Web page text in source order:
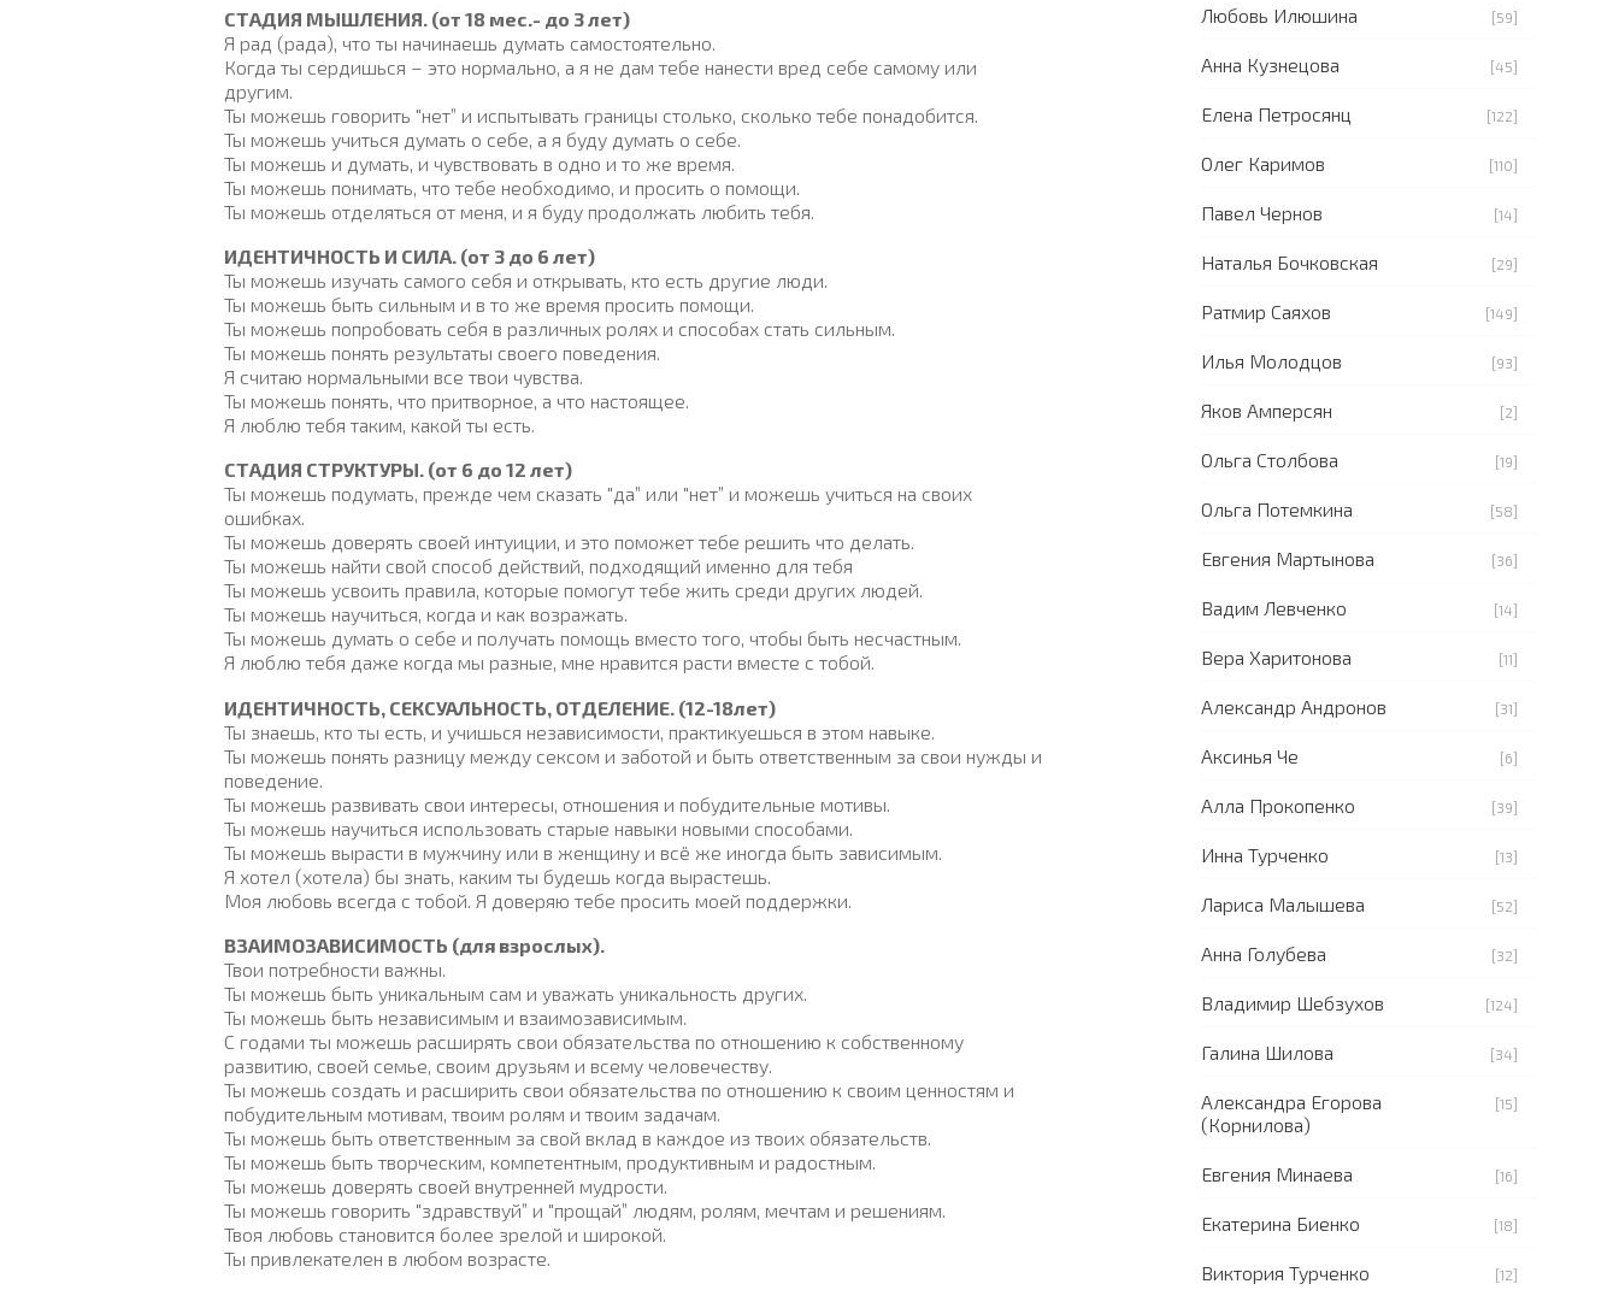
СТАДИЯ МЫШЛЕНИЯ. (от 18 мес.- до 3 лет)
Я рад (рада), что ты начинаешь думать самостоятельно.
Когда ты сердишься – это нормально, а я не дам тебе нанести вред себе самому или
другим.
Ты можешь говорить "нет” и испытывать границы столько, сколько тебе понадобится.
Ты можешь учиться думать о себе, а я буду думать о себе.
Ты можешь и думать, и чувствовать в одно и то же время.
Ты можешь понимать, что тебе необходимо, и просить о помощи.
Ты можешь отделяться от меня, и я буду продолжать любить тебя.
ИДЕНТИЧНОСТЬ И СИЛА. (от 3 до 6 лет)
Ты можешь изучать самого себя и открывать, кто есть другие люди.
Ты можешь быть сильным и в то же время просить помощи.
Ты можешь попробовать себя в различных ролях и способах стать сильным.
Ты можешь понять результаты своего поведения.
Я считаю нормальными все твои чувства.
Ты можешь понять, что притворное, а что настоящее.
Я люблю тебя таким, какой ты есть.
СТАДИЯ СТРУКТУРЫ. (от 6 до 12 лет)
Ты можешь подумать, прежде чем сказать "да” или "нет” и можешь учиться на своих
ошибках.
Ты можешь доверять своей интуиции, и это поможет тебе решить что делать.
Ты можешь найти свой способ действий, подходящий именно для тебя
Ты можешь усвоить правила, которые помогут тебе жить среди других людей.
Ты можешь научиться, когда и как возражать.
Ты можешь думать о себе и получать помощь вместо того, чтобы быть несчастным.
Я люблю тебя даже когда мы разные, мне нравится расти вместе с тобой.
ИДЕНТИЧНОСТЬ, СЕКСУАЛЬНОСТЬ, ОТДЕЛЕНИЕ. (12-18лет)
Ты знаешь, кто ты есть, и учишься независимости, практикуешься в этом навыке.
Ты можешь понять разницу между сексом и заботой и быть ответственным за свои нужды и
поведение.
Ты можешь развивать свои интересы, отношения и побудительные мотивы.
Ты можешь научиться использовать старые навыки новыми способами.
Ты можешь вырасти в мужчину или в женщину и всё же иногда быть зависимым.
Я хотел (хотела) бы знать, каким ты будешь когда вырастешь.
Моя любовь всегда с тобой. Я доверяю тебе просить моей поддержки.
ВЗАИМОЗАВИСИМОСТЬ (для взрослых).
Твои потребности важны.
Ты можешь быть уникальным сам и уважать уникальность других.
Ты можешь быть независимым и взаимозависимым.
С годами ты можешь расширять свои обязательства по отношению к собственному
развитию, своей семье, своим друзьям и всему человечеству.
Ты можешь создать и расширить свои обязательства по отношению к своим ценностям и
побудительным мотивам, твоим ролям и твоим задачам.
Ты можешь быть ответственным за свой вклад в каждое из твоих обязательств.
Ты можешь быть творческим, компетентным, продуктивным и радостным.
Ты можешь доверять своей внутренней мудрости.
Ты можешь говорить "здравствуй” и "прощай” людям, ролям, мечтам и решениям.
Твоя любовь становится более зрелой и широкой.
Ты привлекателен в любом возрасте.
Любовь Илюшина [59]
Анна Кузнецова [45]
Елена Петросянц [122]
Олег Каримов [110]
Павел Чернов [14]
Наталья Бочковская [29]
Ратмир Саяхов [149]
Илья Молодцов [93]
Яков Амперсян [2]
Ольга Столбова [19]
Ольга Потемкина [58]
Евгения Мартынова [36]
Вадим Левченко [14]
Вера Харитонова [11]
Александр Андронов [31]
Аксинья Че [6]
Алла Прокопенко [39]
Инна Турченко [13]
Лариса Малышева [52]
Анна Голубева [32]
Владимир Шебзухов [124]
Галина Шилова [34]
Александра Егорова
(Корнилова)
[15]
Евгения Минаева [16]
Екатерина Биенко [18]
Виктория Турченко [12]